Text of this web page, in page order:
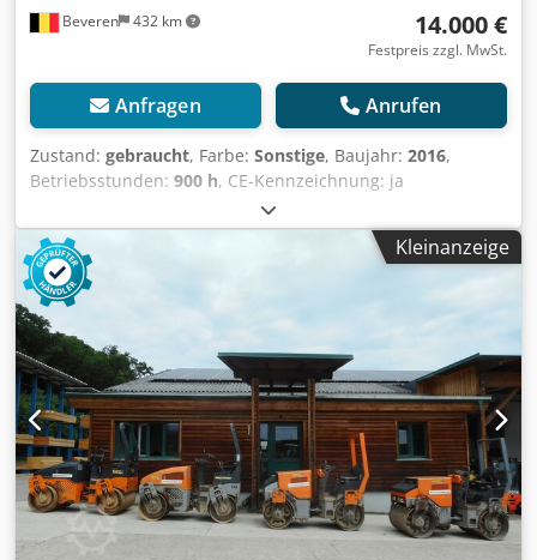
Beveren 432 km 14.000 €
Festpreis zzgl. MwSt.
Anfragen Anrufen
Zustand: gebraucht, Farbe: Sonstige, Baujahr: 2016,
Betriebsstunden: 900 h, CE-Kennzeichnung: ja
Seriennummer: H2007790 Maschinen zu verkaufen!
Dcedpfx Aozblakscpsk Besuchen Sie unsere Website, um
eine Vielzahl von sofort verfügbaren Maschinen zu
entdecken. Wir bieten mehr Optionen, als online angezeigt
werden – kontaktieren Sie uns daher gerne jederzeit
telefonisch oder per E-Mail. Alle unsere Maschinen sind
vollständig gewartet und auf Zuverlässigkeit geprüft.
Benötigen Sie Bilder? Kontaktieren Sie uns einfach, wir
senden Ihnen diese umgehend zu. Wir unterstützen Sie
auf Niederländisch, Englisch, Französisch, Deutsch,
Spanisch und Russisch. Entdecken Sie unser breites
Sortiment an zuverlässigen Maschinen.
Kleinanzeige